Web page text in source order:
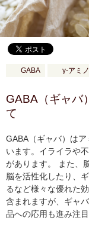
GABA γ-アミ
GABA（ギャバ
て
GABA（ギャバ）は
います。イライラや
があります。 また、
脳を活性化したり、
るなど様々な優れた
含まれますが、ギャ
品への応用も進み注目